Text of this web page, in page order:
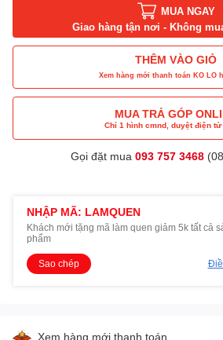
MUA NGAY
Giao hàng tận nơi - Không
THÊM VÀO GIỎ
Xem hàng mới thanh toán KO LO
MUA TRẢ GÓP
Chỉ 1 hình cmnd, duyệt điện
Gọi đặt mua 093 757 3468
NHẬP MÃ: LAMQUEN
Khách mới tặng mã làm quen giảm 5k tất cả
phẩm
Sao chép
Xem hàng mới thanh toán